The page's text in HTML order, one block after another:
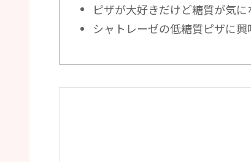
ピザが大好きだけど糖質が気に
シャトレーゼの低糖質ピザに